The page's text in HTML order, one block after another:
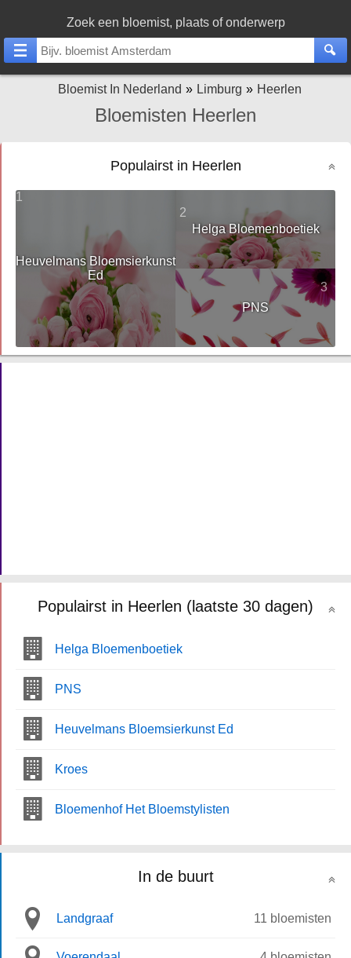
Zoek een bloemist, plaats of onderwerp
Bloemist In Nederland Limburg Heerlen
Bloemisten Heerlen
Populairst in Heerlen
1
Heuvelmans Bloemsierkunst
Ed
2
Helga Bloemenboetiek
3
PNS
Populairst in Heerlen (laatste 30 dagen)
Helga Bloemenboetiek
PNS
Heuvelmans Bloemsierkunst Ed
Kroes
Bloemenhof Het Bloemstylisten
In de buurt
Landgraaf 11 bloemisten